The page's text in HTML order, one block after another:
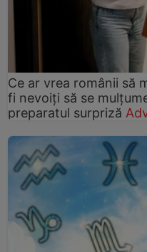
Ce ar vrea românii să
fi nevoiți să se
preparatul surpriză